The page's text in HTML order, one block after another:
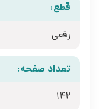
قطع:
رقعی
تعداد صفحه:
142